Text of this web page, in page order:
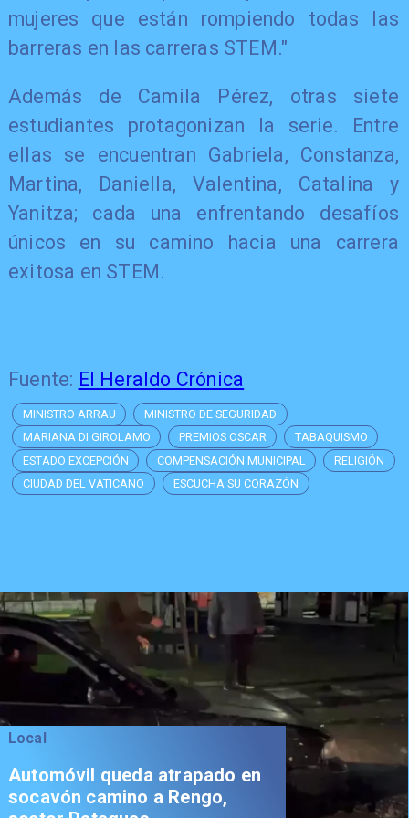
mujeres que están rompiendo todas las
barreras en las carreras STEM."
Además de Camila Pérez, otras siete
estudiantes protagonizan la serie. Entre
ellas se encuentran Gabriela, Constanza,
Martina, Daniella, Valentina, Catalina y
Yanitza; cada una enfrentando desafíos
únicos en su camino hacia una carrera
exitosa en STEM.
Fuente: El Heraldo Crónica
MINISTRO ARRAU
MINISTRO DE SEGURIDAD
MARIANA DI GIROLAMO
PREMIOS OSCAR
TABAQUISMO
ESTADO EXCEPCIÓN
COMPENSACIÓN MUNICIPAL
RELIGIÓN
CIUDAD DEL VATICANO
ESCUCHA SU CORAZÓN
Local
Automóvil queda atrapado en
socavón camino a Rengo,